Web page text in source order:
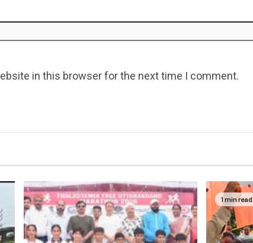
in this browser for the next time I comment.
1 min read